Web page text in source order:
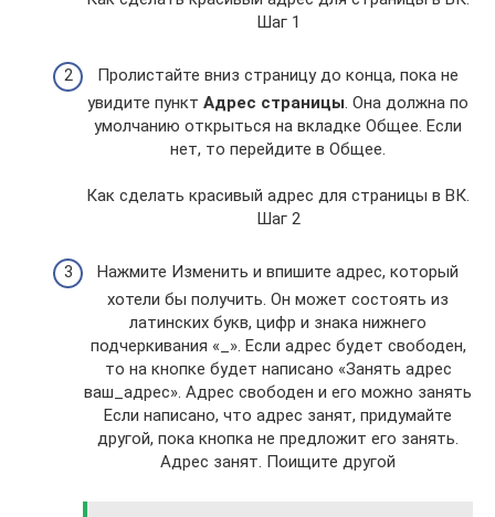
Шаг 1
Пролистайте вниз страницу до конца, пока не
увидите пункт Адрес страницы . Она должна по
умолчанию открыться на вкладке Общее. Если
нет, то перейдите в Общее.
Как сделать красивый адрес для страницы в ВК.
Шаг 2
Нажмите Изменить и впишите адрес, который
хотели бы получить. Он может состоять из
латинских букв, цифр и знака нижнего
подчеркивания «_». Если адрес будет свободен,
то на кнопке будет написано «Занять адрес
ваш_адрес». Адрес свободен и его можно занять
Если написано, что адрес занят, придумайте
другой, пока кнопка не предложит его занять.
Адрес занят. Поищите другой